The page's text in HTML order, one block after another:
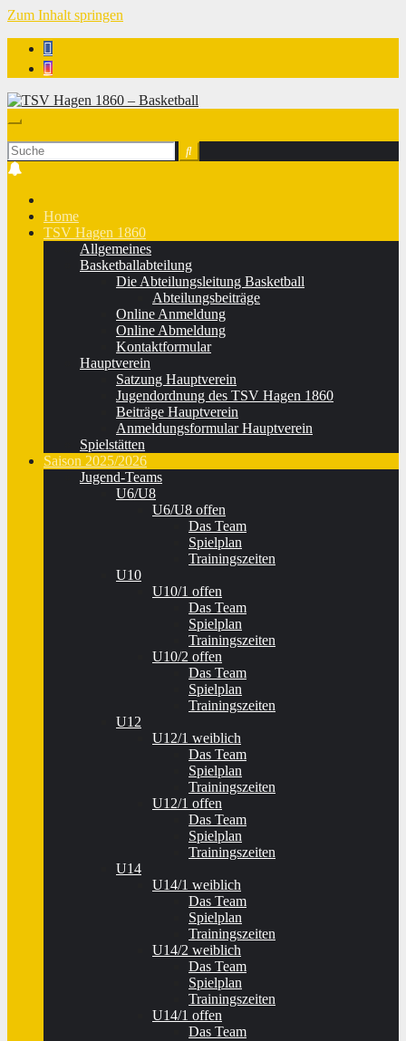
Zum Inhalt springen
Home
TSV Hagen 1860
Allgemeines
Basketballabteilung
Die Abteilungsleitung Basketball
Abteilungsbeiträge
Online Anmeldung
Online Abmeldung
Kontaktformular
Hauptverein
Satzung Hauptverein
Jugendordnung des TSV Hagen 1860
Beiträge Hauptverein
Anmeldungsformular Hauptverein
Spielstätten
Saison 2025/2026
Jugend-Teams
U6/U8
U6/U8 offen
Das Team
Spielplan
Trainingszeiten
U10
U10/1 offen
Das Team
Spielplan
Trainingszeiten
U10/2 offen
Das Team
Spielplan
Trainingszeiten
U12
U12/1 weiblich
Das Team
Spielplan
Trainingszeiten
U12/1 offen
Das Team
Spielplan
Trainingszeiten
U14
U14/1 weiblich
Das Team
Spielplan
Trainingszeiten
U14/2 weiblich
Das Team
Spielplan
Trainingszeiten
U14/1 offen
Das Team